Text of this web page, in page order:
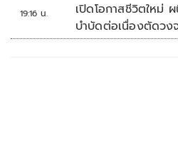
19:16 น.
เปิดโอกาสชีวิตใหม่
บำบัดต่อเนื่องตัดวง